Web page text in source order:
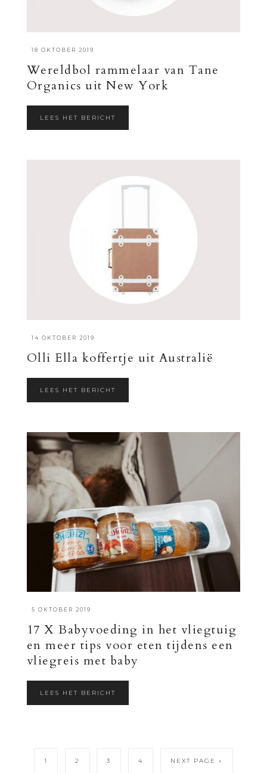
·18 OKTOBER 2019
Wereldbol rammelaar van Tane
Organics uit New York
LEES HET BERICHT
·14 OKTOBER 2019
Olli Ella koffertje uit Australië
LEES HET BERICHT
5 OKTOBER 2019
17 X Babyvoeding in het vliegtuig
en meer tips voor eten tijdens een
vliegreis met baby
LEES HET BERICHT
1 2 3 4 NEXT PAGE »